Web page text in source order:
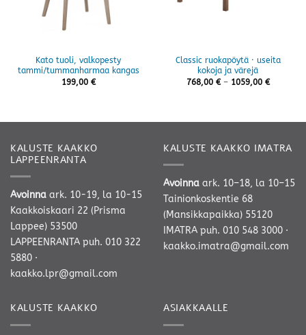
Kato tuoli, valkopesty
tammi/tummanharmaa kangas
199,00 €
Classic ruokapöytä · useita
kokoja ja värejä
768,00 € – 1059,00 €
KALUSTE KAAKKO
LAPPEENRANTA
Avoinna ark. 10-19, la 10-15
Kaakkoiskaari 22 (Prisma
Lappee) 53500
LAPPEENRANTA puh. 010 322
5880 ·
kaakko.lpr@gmail.com
KALUSTE KAAKKO IMATRA
Avoinna ark. 10–18, la 10–15
Tainionkoskentie 68
(Mansikkapaikka) 55120
IMATRA puh. 010 548 3000 ·
kaakko.imatra@gmail.com
KALUSTE KAAKKO ASIAKKAALLE